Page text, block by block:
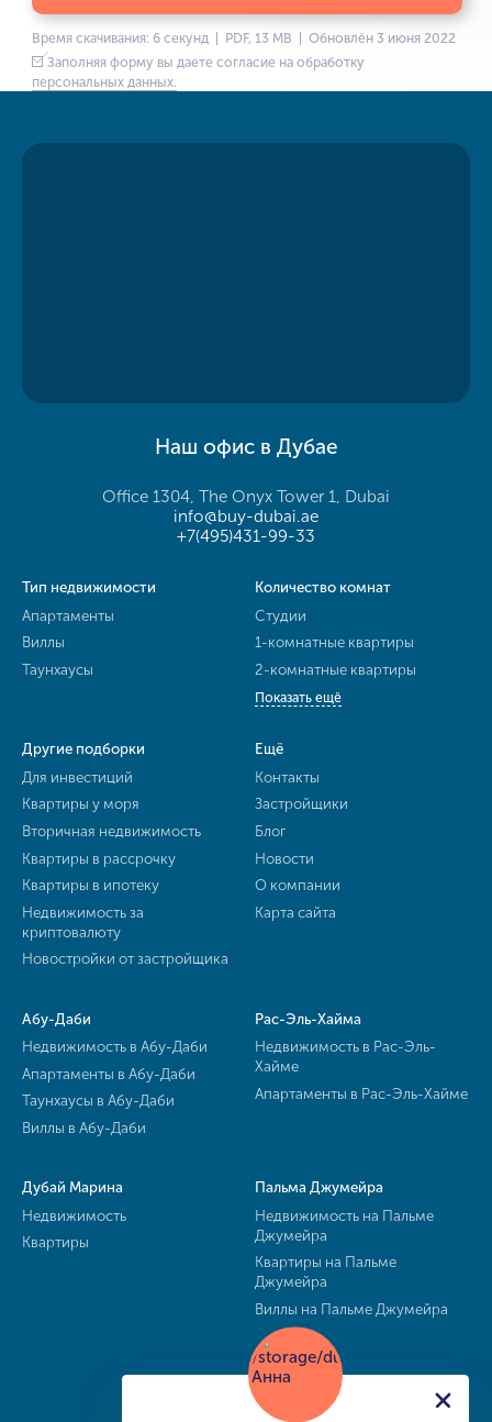
Время скачивания: 6 секунд | PDF, 13 MB | Обновлён 3 июня 2022
Заполняя форму вы даете согласие на обработку
персональных данных.
Наш офис в Дубае
Office 1304, The Onyx Tower 1, Dubai
info@buy-dubai.ae
+7(495)431-99-33
Тип недвижимости
Апартаменты
Виллы
Таунхаусы
Количество комнат
Студии
1-комнатные квартиры
2-комнатные квартиры
Показать ещё
Другие подборки
Для инвестиций
Квартиры у моря
Вторичная недвижимость
Квартиры в рассрочку
Квартиры в ипотеку
Недвижимость за
криптовалюту
Новостройки от застройщика
Ещё
Контакты
Застройщики
Блог
Новости
О компании
Карта сайта
Абу-Даби
Недвижимость в Абу-Даби
Апартаменты в Абу-Даби
Таунхаусы в Абу-Даби
Виллы в Абу-Даби
Рас-Эль-Хайма
Недвижимость в Рас-Эль-
Хайме
Апартаменты в Рас-Эль-Хайме
Дубай Марина
Недвижимость
Квартиры
Пальма Джумейра
Недвижимость на Пальме
Джумейра
Квартиры на Пальме
Джумейра
Виллы на Пальме Джумейра